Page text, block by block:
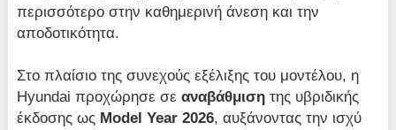
περισσότερο στην καθημερινή άνεση και την
αποδοτικότητα.
Στο πλαίσιο της συνεχούς εξέλιξης του μοντέλου, η
Hyundai προχώρησε σεαναβάθμισητης υβριδικής
έκδοσης ως Model Year 2026, αυξάνοντας την ισχύ